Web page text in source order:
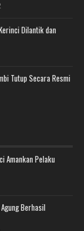
Dilantik dan
Tutup Secara Resmi
Amankan Pelaku
Berhasil